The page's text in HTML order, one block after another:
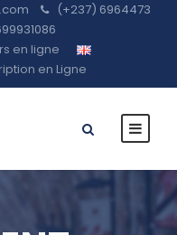
(+237) 6964473
en ligne
en Ligne